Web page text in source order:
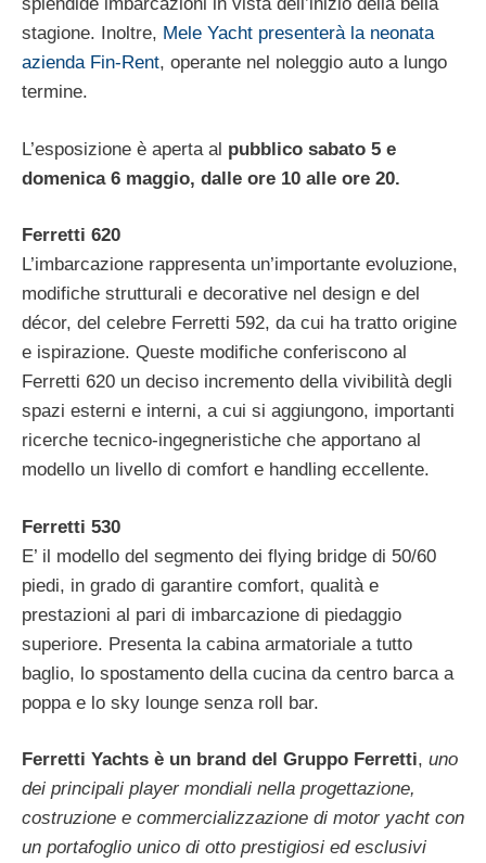
stagione. Inoltre, Mele Yacht presenterà la neonata
azienda Fin-Rent, operante nel noleggio auto a lungo
termine.
L’esposizione è aperta al pubblico sabato 5 e
domenica 6 maggio, dalle ore 10 alle ore 20.
Ferretti 620
L’imbarcazione rappresenta un’importante evoluzione,
modifiche strutturali e decorative nel design e del
décor, del celebre Ferretti 592, da cui ha tratto origine
e ispirazione. Queste modifiche conferiscono al
Ferretti 620 un deciso incremento della vivibilità degli
spazi esterni e interni, a cui si aggiungono, importanti
ricerche tecnico-ingegneristiche che apportano al
modello un livello di comfort e handling eccellente.
Ferretti 530
E’ il modello del segmento dei flying bridge di 50/60
piedi, in grado di garantire comfort, qualità e
prestazioni al pari di imbarcazione di piedaggio
superiore. Presenta la cabina armatoriale a tutto
baglio, lo spostamento della cucina da centro barca a
poppa e lo sky lounge senza roll bar.
Ferretti Yachts è un brand del Gruppo Ferretti, uno
dei principali player mondiali nella progettazione,
costruzione e commercializzazione di motor yacht con
un portafoglio unico di otto prestigiosi ed esclusivi